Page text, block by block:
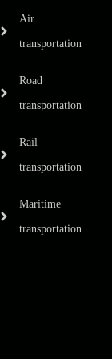
Air
transportation
Road
transportation
Rail
transportation
Maritime
transportation